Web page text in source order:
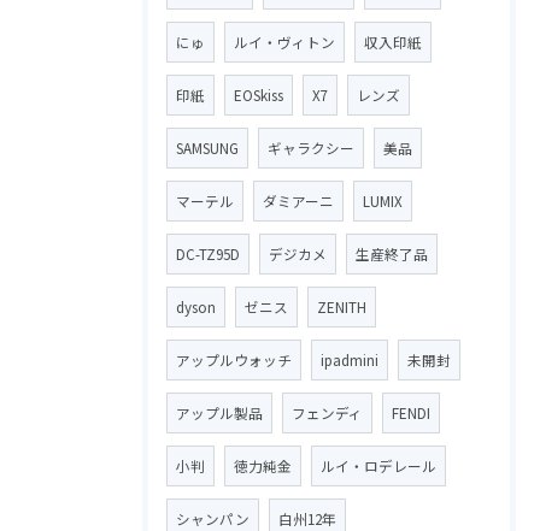
にゅ ルイ・ヴィトン 収入印紙
印紙 EOSkiss X7 レンズ
SAMSUNG ギャラクシー 美品
マーテル ダミアーニ LUMIX
DC-TZ95D デジカメ 生産終了品
dyson ゼニス ZENITH
アップルウォッチ ipadmini 未開封
アップル製品 フェンディ FENDI
小判 徳力純金 ルイ・ロデレール
シャンパン 白州12年